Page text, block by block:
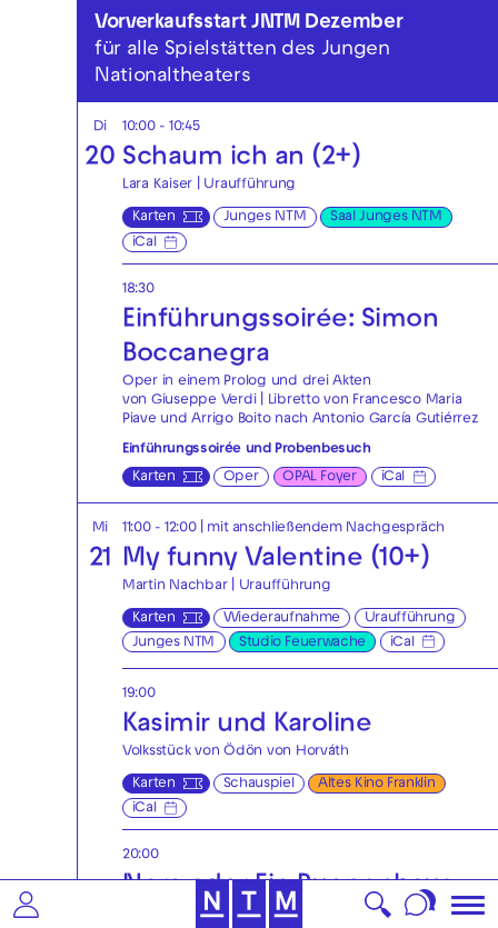
Vorverkaufsstart JNTM Dezember
für alle Spielstätten des Jungen
Nationaltheaters
Di
20
10:00 - 10:45
Schaum ich an (2+)
Lara Kaiser | Uraufführung
Karten Junges NTM
Saal Junges NTM
iCal
18:30
Einführungssoirée: Simon
Boccanegra
Oper in einem Prolog und drei Akten
von Giuseppe Verdi | Libretto von Francesco Maria
Piave und Arrigo Boito nach Antonio García Gutiérrez
Einführungssoirée und Probenbesuch
Karten Oper OPAL Foyer iCal
Mi
21
11:00 - 12:00 | mit anschließendem Nachgespräch
My funny Valentine (10+)
Martin Nachbar | Uraufführung
Karten Wiederaufnahme
Uraufführung
Junges NTM
Studio Feuerwache iCal
19:00
Kasimir und Karoline
Volksstück von Ödön von Horváth
Karten Schauspiel
Altes Kino Franklin
iCal
20:00
Nora oder Ein Puppenhaus
von Henrik Ibsen | Deutsch von Hinrich Schmidt-